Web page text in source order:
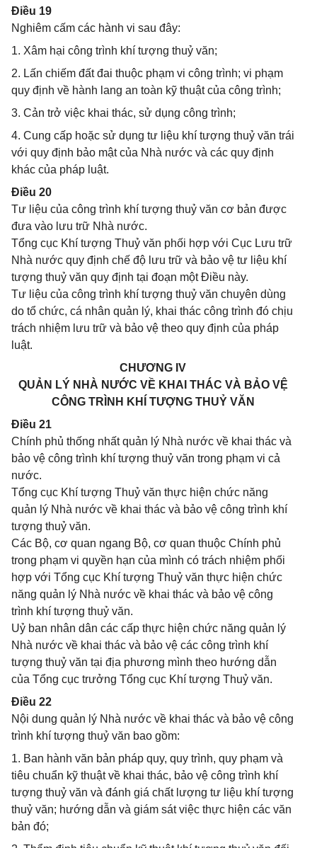
Điều 19
Nghiêm cấm các hành vi sau đây:
1. Xâm hại công trình khí tượng thuỷ văn;
2. Lấn chiếm đất đai thuộc phạm vi công trình; vi phạm
quy định về hành lang an toàn kỹ thuật của công trình;
3. Cản trở việc khai thác, sử dụng công trình;
4. Cung cấp hoặc sử dụng tư liệu khí tượng thuỷ văn trái
với quy định bảo mật của Nhà nước và các quy định
khác của pháp luật.
Điều 20
Tư liệu của công trình khí tượng thuỷ văn cơ bản được
đưa vào lưu trữ Nhà nước.
Tổng cục Khí tượng Thuỷ văn phối hợp với Cục Lưu trữ
Nhà nước quy định chế độ lưu trữ và bảo vệ tư liệu khí
tượng thuỷ văn quy định tại đoạn một Điều này.
Tư liệu của công trình khí tượng thuỷ văn chuyên dùng
do tổ chức, cá nhân quản lý, khai thác công trình đó chịu
trách nhiệm lưu trữ và bảo vệ theo quy định của pháp
luật.
CHƯƠNG IV
QUẢN LÝ NHÀ NƯỚC VỀ KHAI THÁC VÀ BẢO VỆ
CÔNG TRÌNH KHÍ TƯỢNG THUỶ VĂN
Điều 21
Chính phủ thống nhất quản lý Nhà nước về khai thác và
bảo vệ công trình khí tượng thuỷ văn trong phạm vi cả
nước.
Tổng cục Khí tượng Thuỷ văn thực hiện chức năng
quản lý Nhà nước về khai thác và bảo vệ công trình khí
tượng thuỷ văn.
Các Bộ, cơ quan ngang Bộ, cơ quan thuộc Chính phủ
trong phạm vi quyền hạn của mình có trách nhiệm phối
hợp với Tổng cục Khí tượng Thuỷ văn thực hiện chức
năng quản lý Nhà nước về khai thác và bảo vệ công
trình khí tượng thuỷ văn.
Uỷ ban nhân dân các cấp thực hiện chức năng quản lý
Nhà nước về khai thác và bảo vệ các công trình khí
tượng thuỷ văn tại địa phương mình theo hướng dẫn
của Tổng cục trưởng Tổng cục Khí tượng Thuỷ văn.
Điều 22
Nội dung quản lý Nhà nước về khai thác và bảo vệ công
trình khí tượng thuỷ văn bao gồm:
1. Ban hành văn bản pháp quy, quy trình, quy phạm và
tiêu chuẩn kỹ thuật về khai thác, bảo vệ công trình khí
tượng thuỷ văn và đánh giá chất lượng tư liệu khí tượng
thuỷ văn; hướng dẫn và giám sát việc thực hiện các văn
bản đó;